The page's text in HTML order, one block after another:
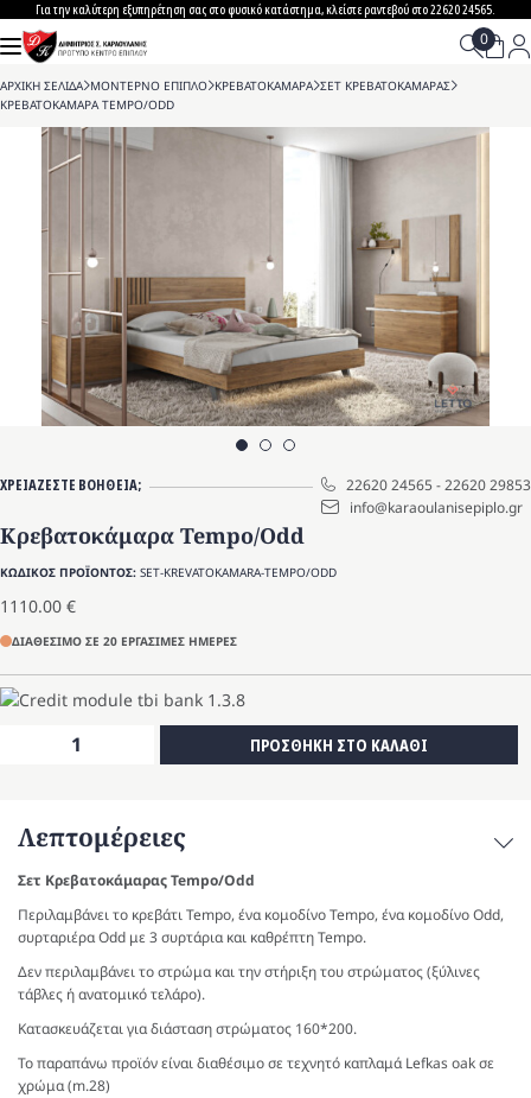
to
content
Για την καλύτερη εξυπηρέτηση σας στο φυσικό κατάστημα, κλείστε ραντεβού στο 22620 24565.
ΑΡΧΙΚΗ ΣΕΛΙΔΑ>ΜΟΝΤΕΡΝΟ ΕΠΙΠΛΟ>ΚΡΕΒΑΤΟΚΑΜΑΡΑ>ΣΕΤ ΚΡΕΒΑΤΟΚΑΜΑΡΑΣ>
ΚΡΕΒΑΤΟΚΑΜΑΡΑ TEMPO/ODD
ΧΡΕΙΑΖΕΣΤΕ ΒΟΗΘΕΙΑ; 22620 24565-22620 29853
info@karaoulanisepiplo.gr
Κρεβατοκάμαρα Tempo/Odd
ΚΩΔΙΚΟΣ ΠΡΟΪΟΝΤΟΣ: SET-KREVATOKAMARA-TEMPO/ODD
1110.00 €
ΔΙΑΘΕΣΙΜΟ ΣΕ 20 ΕΡΓΑΣΙΜΕΣ ΗΜΕΡΕΣ
Κρεβατοκάμαρα
ΠΡΟΣΘΗΚΗ ΣΤΟ ΚΑΛΑΘΙ
Λεπτομέρειες
Σετ Κρεβατοκάμαρας Tempo/Odd
Περιλαμβάνει το κρεβάτι Tempo, ένα κομοδίνο Tempo, ένα κομοδίνο Odd,
συρταριέρα Odd με 3 συρτάρια και καθρέπτη Tempo.
Δεν περιλαμβάνει το στρώμα και την στήριξη του στρώματος (ξύλινες
τάβλες ή ανατομικό τελάρο).
Κατασκευάζεται για διάσταση στρώματος 160*200.
Το παραπάνω προϊόν είναι διαθέσιμο σε τεχνητό καπλαμά Lefkas oak σε
χρώμα (m.28)